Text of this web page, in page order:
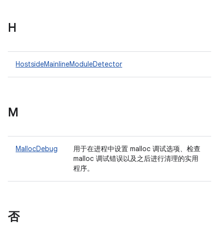
H
HostsideMainlineModuleDetector
M
MallocDebug
用于在进程中设置 malloc 调试选项、检查
malloc 调试错误以及之后进行清理的实用
程序。
否